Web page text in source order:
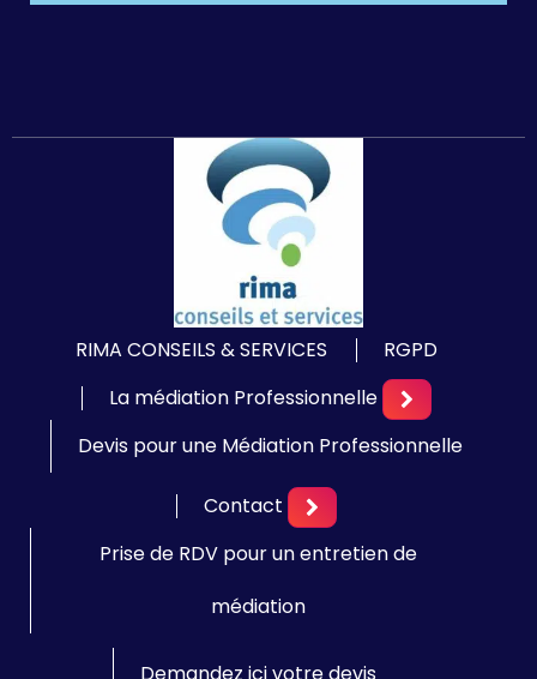
RIMA CONSEILS & SERVICES
RGPD
La médiation Professionnelle
Devis pour une Médiation Professionnelle
Contact
Prise de RDV pour un entretien de
médiation